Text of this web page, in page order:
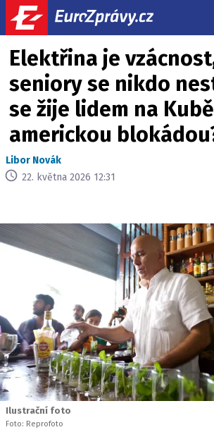
Elektřina je
seniory se nikdo
se žije lidem na
americkou
Libor Novák
22. května 2026 12:31
Ilustrační foto
Foto: Reprofoto